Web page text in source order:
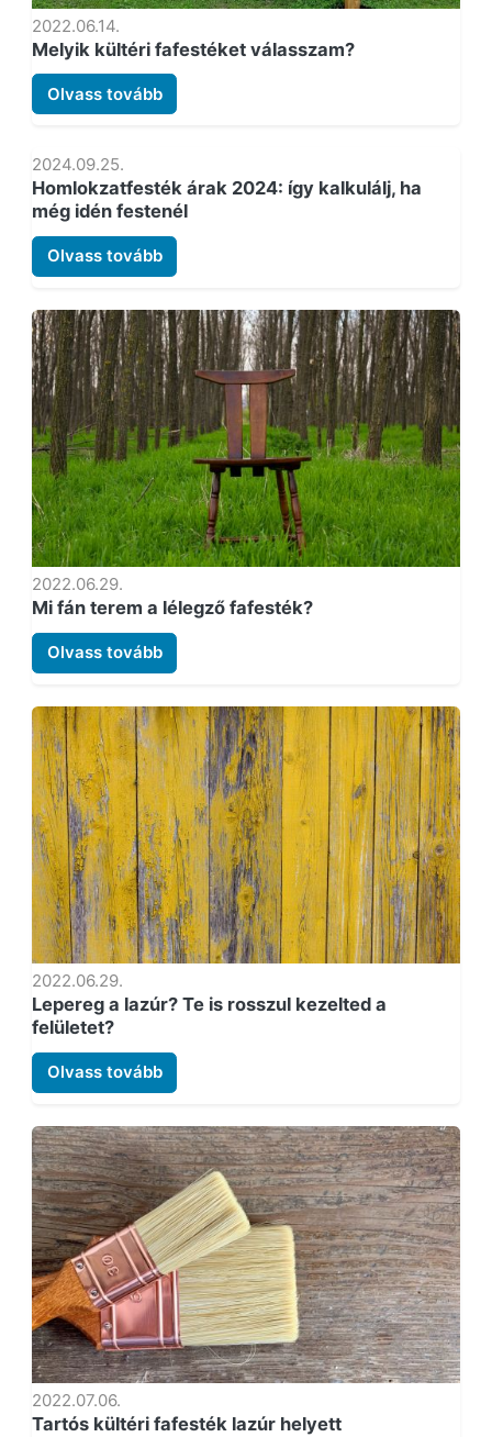
2022.06.14.
Melyik kültéri fafestéket válasszam?
Olvass tovább
2024.09.25.
Homlokzatfesték árak 2024: így kalkulálj, ha
még idén festenél
Olvass tovább
2022.06.29.
Mi fán terem a lélegző fafesték?
Olvass tovább
2022.06.29.
Lepereg a lazúr? Te is rosszul kezelted a
felületet?
Olvass tovább
2022.07.06.
Tartós kültéri fafesték lazúr helyett